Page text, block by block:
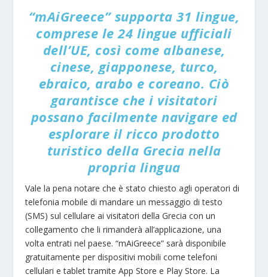
“mAiGreece” supporta 31 lingue,
comprese le 24 lingue ufficiali
dell’UE, così come albanese,
cinese, giapponese, turco,
ebraico, arabo e coreano. Ciò
garantisce che i visitatori
possano facilmente navigare ed
esplorare il ricco prodotto
turistico della Grecia nella
propria lingua
Vale la pena notare che è stato chiesto agli operatori di
telefonia mobile di mandare un messaggio di testo
(SMS) sul cellulare ai visitatori della Grecia con un
collegamento che li rimanderà all’applicazione, una
volta entrati nel paese. “mAiGreece” sarà disponibile
gratuitamente per dispositivi mobili come telefoni
cellulari e tablet tramite App Store e Play Store. La